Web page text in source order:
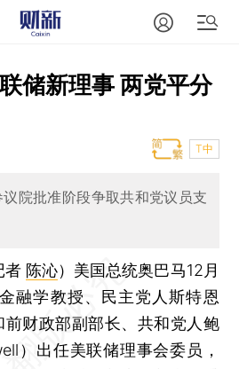
储新理事 两党平分
T中
院批准阶段争取共和党议员支
者 陈沁） 美国总统奥巴马12月
融学教授、民主党人斯特恩
前财政部副部长、共和党人鲍
）出任美联储理事会委员，